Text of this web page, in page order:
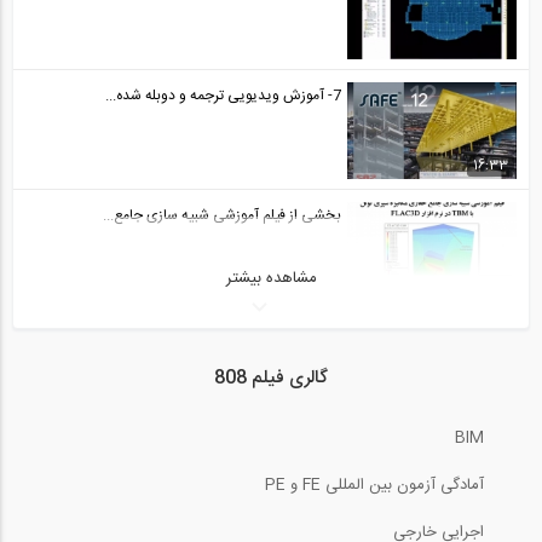
16:33
7- آموزش ویدیویی ترجمه و دوبله شده...
بخشی از فیلم آموزشی شبیه سازی جامع...
مشاهده بیشتر
گالری فیلم 808
BIM
آمادگی آزمون بین المللی FE و PE
اجرایی خارجی